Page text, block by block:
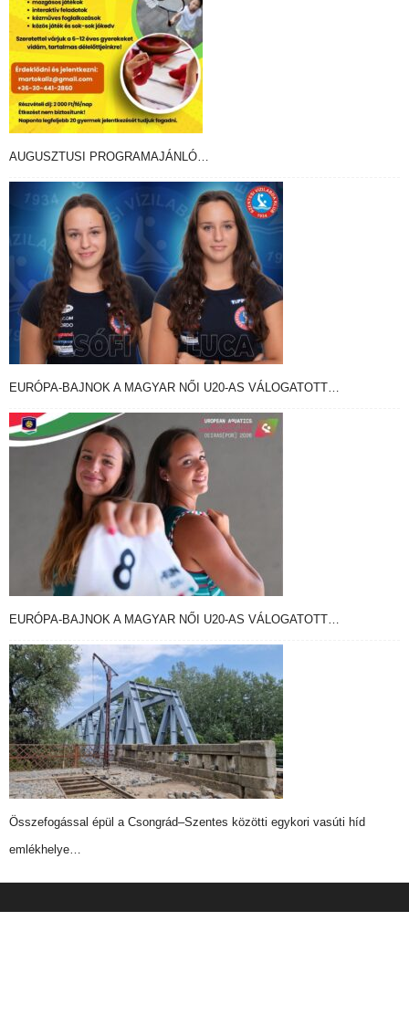
AUGUSZTUSI PROGRAMAJÁNLÓ…
EURÓPA-BAJNOK A MAGYAR NŐI U20-AS VÁLOGATOTT…
EURÓPA-BAJNOK A MAGYAR NŐI U20-AS VÁLOGATOTT…
Összefogással épül a Csongrád–Szentes közötti egykori vasúti híd
emlékhelye…